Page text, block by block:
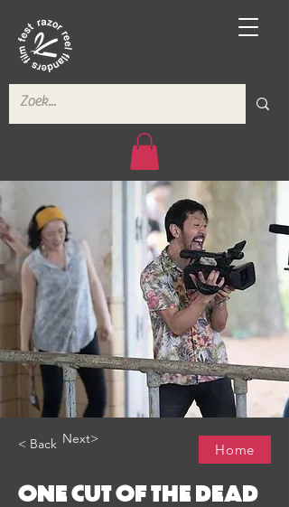
< Back Next>
Home
ONE CUT OF THE DEAD